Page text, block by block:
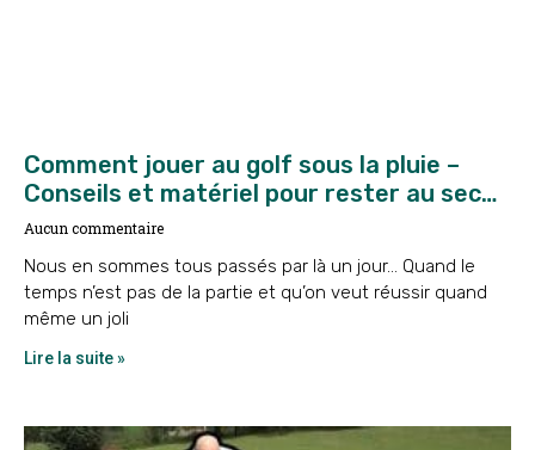
Comment jouer au golf sous la pluie –
Conseils et matériel pour rester au sec…
Aucun commentaire
Nous en sommes tous passés par là un jour… Quand le
temps n’est pas de la partie et qu’on veut réussir quand
même un joli
Lire la suite »